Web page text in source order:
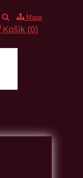
Mapa
Košík (0)